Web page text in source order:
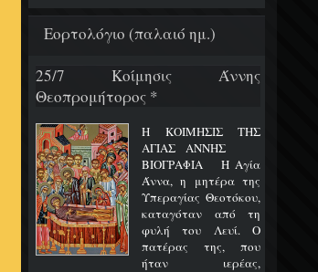
Εορτολόγιο (παλαιό ημ.)
25/7 Κοίμησις Άννης
Θεοπρομήτορος *
Η ΚΟΙΜΗΣΙΣ ΤΗΣ
ΑΓΙΑΣ ΑΝΝΗΣ
ΒΙΟΓΡΑΦΙΑ Η Αγία
Άννα, η μητέρα της
Υπεραγίας Θεοτόκου,
καταγόταν από τη
φυλή του Λευί. Ο
πατέρας της, που
ήταν ιερέας,